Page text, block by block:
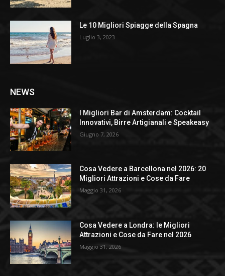
Le 10 Migliori Spiagge della Spagna
Luglio 3, 2023
NEWS
I Migliori Bar di Amsterdam: Cocktail
Innovativi, Birre Artigianali e Speakeasy
Giugno 7, 2026
Cosa Vedere a Barcellona nel 2026: 20
Migliori Attrazioni e Cose da Fare
Maggio 31, 2026
Cosa Vedere a Londra: le Migliori
Attrazioni e Cose da Fare nel 2026
Maggio 31, 2026